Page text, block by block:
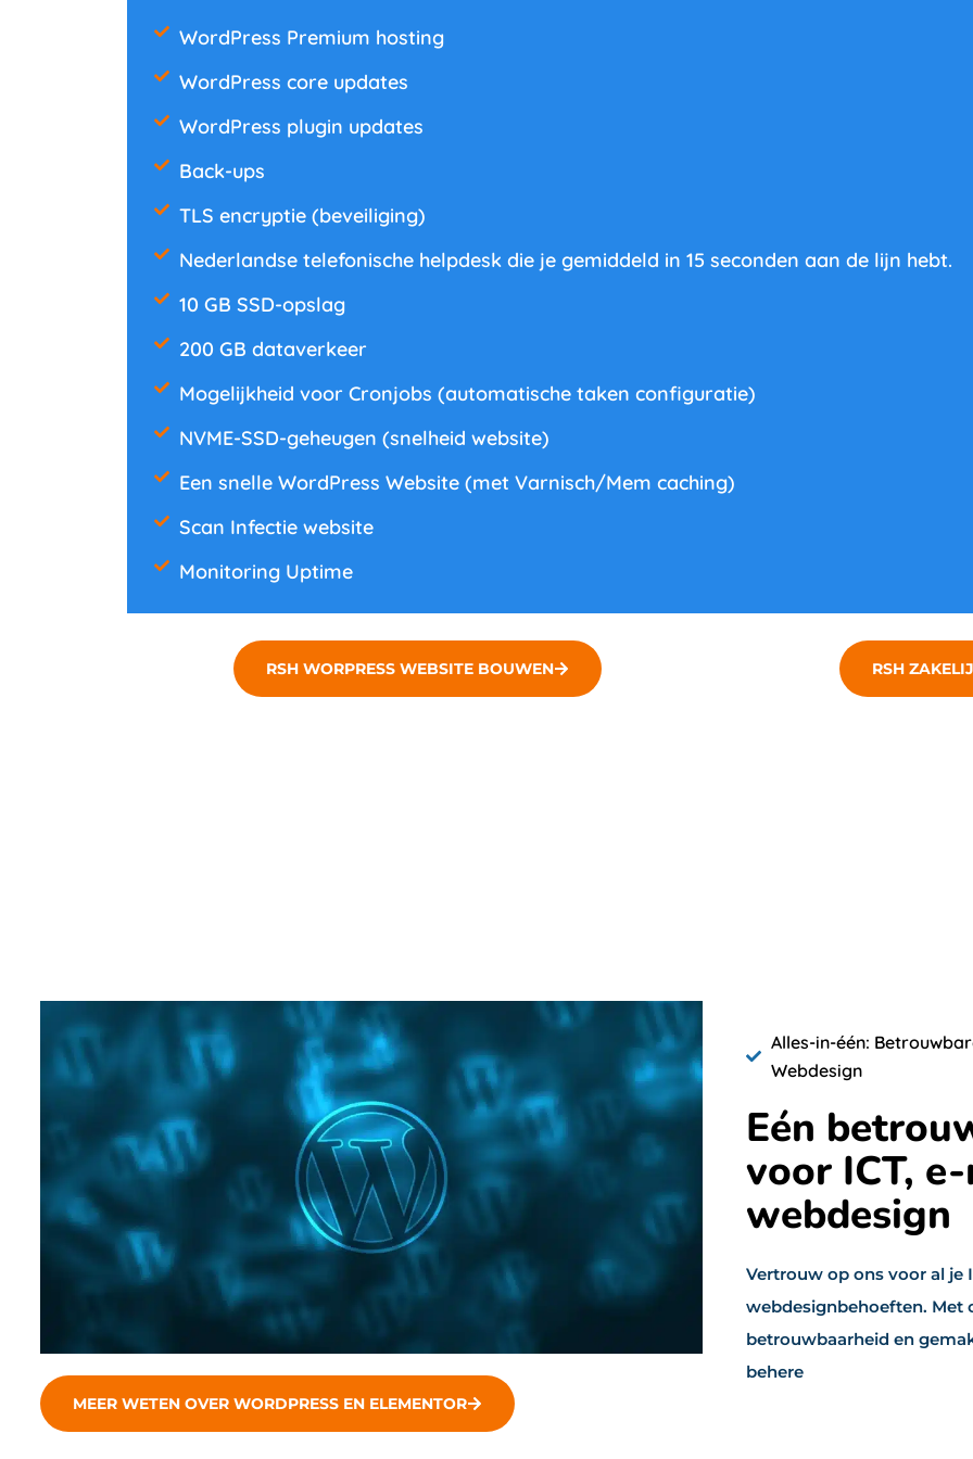
WordPress Premium hosting
WordPress core updates
WordPress plugin updates
Back-ups
TLS encryptie (beveiliging)
Nederlandse telefonische helpdesk die je gemiddeld in 15 seconden aan de lijn hebt.
10 GB SSD-opslag
200 GB dataverkeer
Mogelijkheid voor Cronjobs (automatische taken configuratie)
NVME-SSD-geheugen (snelheid website)
Een snelle WordPress Website (met Varnisch/Mem caching)
Scan Infectie website
Monitoring Uptime
RSH WORPRESS WEBSITE BOUWEN RSH
MEER WETEN OVER WORDPRESS EN ELEMENTOR
Alles-in-één:
Webdesign
Eén
voor ICT,
webdesign
Vertrouw op ons voor al je
webdesignbehoeften. Met
betrouwbaarheid en
behere